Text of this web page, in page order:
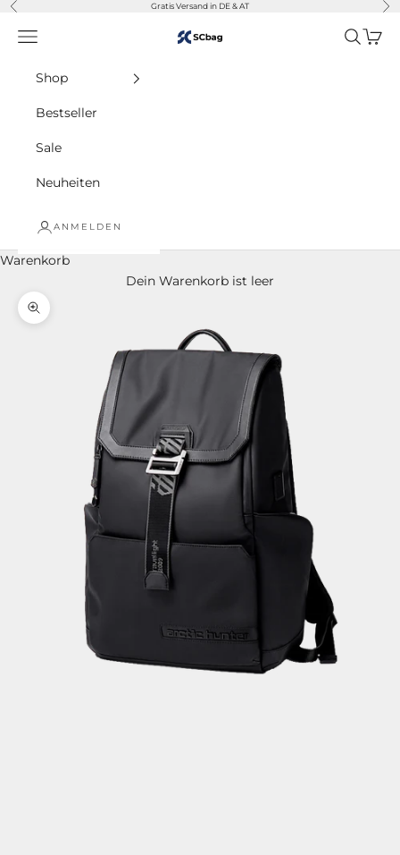
Zum Inhalt springen
Zurück Gratis Versand in DE & AT Vor
SC-BAG
Navigationsmenü öffnen Suche
Shop
Bestseller
Sale
Neuheiten
ANMELDEN
Warenkorb
Dein Warenkorb ist leer
Bild vergrößern